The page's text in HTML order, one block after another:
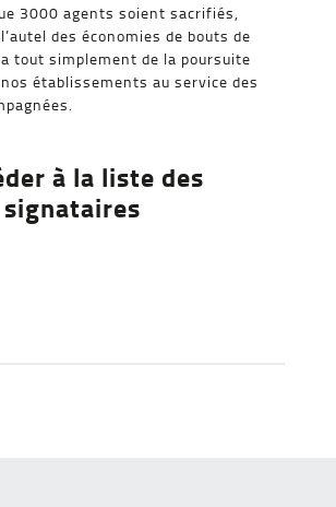
3000 agents soient sacrifiés,
des économies de bouts de
tout simplement de la poursuite
établissements au service des
à la liste des
signataires